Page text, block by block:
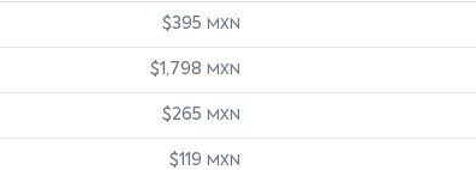
$395 MXN
$1,798 MXN
$265 MXN
$119 MXN